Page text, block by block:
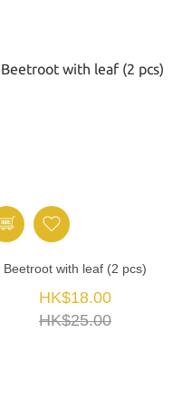
Beetroot with leaf (2 pcs)
HK$18.00
HK$25.00